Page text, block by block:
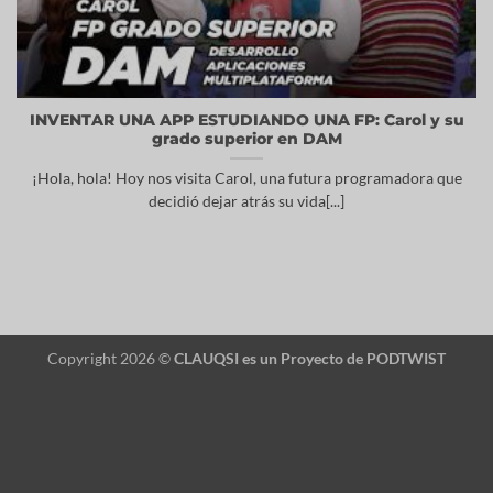
INVENTAR UNA APP ESTUDIANDO UNA FP: Carol y su
grado superior en DAM
¡Hola, hola! Hoy nos visita Carol, una futura programadora que
decidió dejar atrás su vida[...]
Copyright 2026 ©CLAUQSI es un Proyecto de PODTWIST